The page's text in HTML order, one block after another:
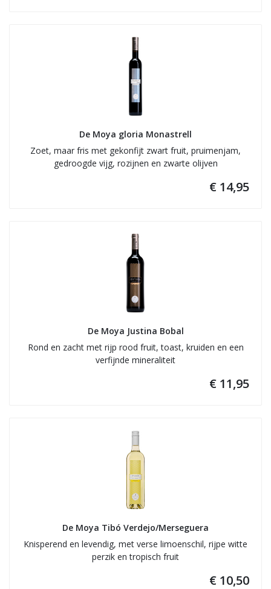
De Moya gloria Monastrell
Zoet, maar fris met gekonfijt zwart fruit, pruimenjam,
gedroogde vijg, rozijnen en zwarte olijven
€ 14,95
De Moya Justina Bobal
Rond en zacht met rijp rood fruit, toast, kruiden en een
verfijnde mineraliteit
€ 11,95
De Moya Tibó Verdejo/Merseguera
Knisperend en levendig, met verse limoenschil, rijpe witte
perzik en tropisch fruit
€ 10,50